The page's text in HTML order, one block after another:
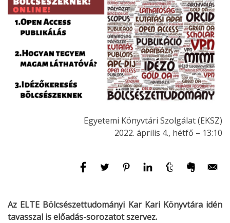
Egyetemi Könyvtári Szolgálat (EKSZ)
2022. április 4., hétfő – 13:10
Az ELTE Bölcsészettudományi Kar Kari Könyvtára idén
tavasszal is előadás-sorozatot szervez.